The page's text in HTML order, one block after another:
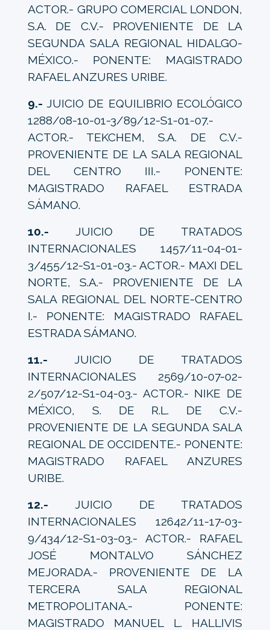
ACTOR.- GRUPO COMERCIAL LONDON,
S.A. DE C.V.- PROVENIENTE DE LA
SEGUNDA SALA REGIONAL HIDALGO-
MÉXICO.- PONENTE: MAGISTRADO
RAFAEL ANZURES URIBE.
9.- JUICIO DE EQUILIBRIO ECOLÓGICO
1288/08-10-01-3/89/12-S1-01-07.-
ACTOR.- TEKCHEM, S.A. DE C.V.-
PROVENIENTE DE LA SALA REGIONAL
DEL CENTRO III.- PONENTE:
MAGISTRADO RAFAEL ESTRADA
SÁMANO.
10.- JUICIO DE TRATADOS
INTERNACIONALES 1457/11-04-01-
3/455/12-S1-01-03.- ACTOR.- MAXI DEL
NORTE, S.A.- PROVENIENTE DE LA
SALA REGIONAL DEL NORTE-CENTRO
I.- PONENTE: MAGISTRADO RAFAEL
ESTRADA SÁMANO.
11.- JUICIO DE TRATADOS
INTERNACIONALES 2569/10-07-02-
2/507/12-S1-04-03.- ACTOR.- NIKE DE
MÉXICO, S. DE R.L. DE C.V.-
PROVENIENTE DE LA SEGUNDA SALA
REGIONAL DE OCCIDENTE.- PONENTE:
MAGISTRADO RAFAEL ANZURES
URIBE.
12.- JUICIO DE TRATADOS
INTERNACIONALES 12642/11-17-03-
9/434/12-S1-03-03.- ACTOR.- RAFAEL
JOSÉ MONTALVO SÁNCHEZ
MEJORADA.- PROVENIENTE DE LA
TERCERA SALA REGIONAL
METROPOLITANA.- PONENTE:
MAGISTRADO MANUEL L. HALLIVIS